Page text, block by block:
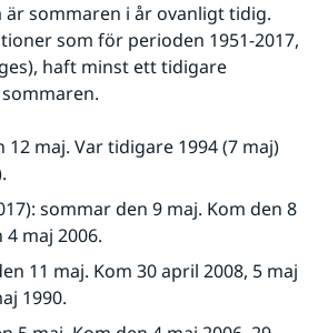
sommaren i år ovanligt tidig.
som för perioden 1951-2017,
haft minst ett tidigare
12 maj. Var tidigare 1994 (7 maj)
sommar den 9 maj. Kom den 8
4 maj 2006.
11 maj. Kom 30 april 2008, 5 maj
1990.